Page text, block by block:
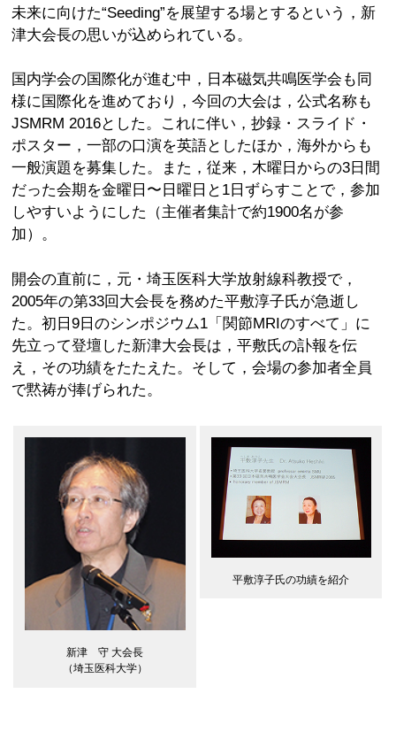
未来に向けた“Seeding”を展望する場とするという，新
津大会長の思いが込められている。
国内学会の国際化が進む中，日本磁気共鳴医学会も同
様に国際化を進めており，今回の大会は，公式名称も
JSMRM 2016とした。これに伴い，抄録・スライド・
ポスター，一部の口演を英語としたほか，海外からも
一般演題を募集した。また，従来，木曜日からの3日間
だった会期を金曜日〜日曜日と1日ずらすことで，参加
しやすいようにした（主催者集計で約1900名が参
加）。
開会の直前に，元・埼玉医科大学放射線科教授で，
2005年の第33回大会長を務めた平敷淳子氏が急逝し
た。初日9日のシンポジウム1「関節MRIのすべて」に
先立って登壇した新津大会長は，平敷氏の訃報を伝
え，その功績をたたえた。そして，会場の参加者全員
で黙祷が捧げられた。
新津 守 大会長
（埼玉医科大学）
平敷淳子氏の功績を紹介